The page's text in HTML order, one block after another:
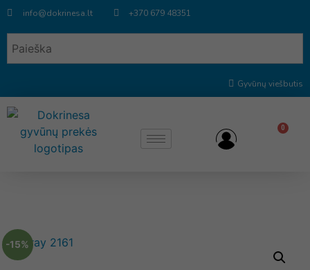
info@dokrinesa.lt +370 679 48351
Gyvūnų viešbutis
0
-15%